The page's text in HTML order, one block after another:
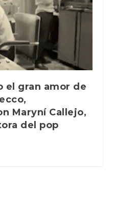
el gran amor de
Maryní Callejo,
del pop